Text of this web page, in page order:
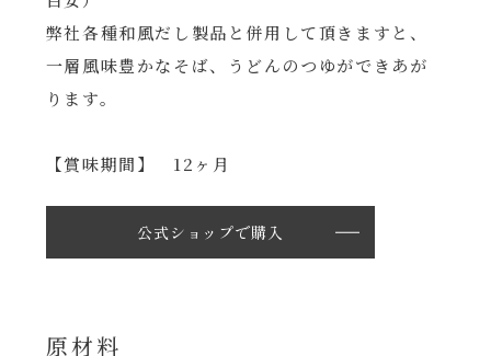
弊社各種和風だし製品と併用して頂きますと、
一層風味豊かなそば、うどんのつゆができあが
ります。
【賞味期間】 12ヶ月
公式ショップで購入
原材料